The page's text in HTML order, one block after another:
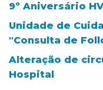
9º Aniversário
Unidade de
"Consulta de
Alteração de
Hospital